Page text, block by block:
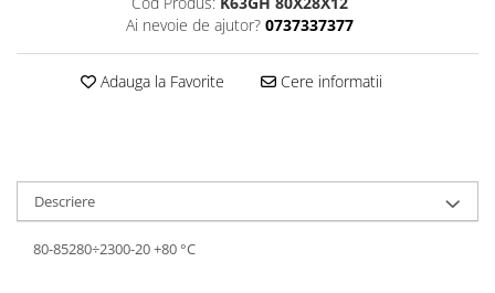
Ai nevoie de ajutor? 0737337377
Adauga la Favorite Cere informatii
Descriere
80-85280÷2300-20 +80 °C